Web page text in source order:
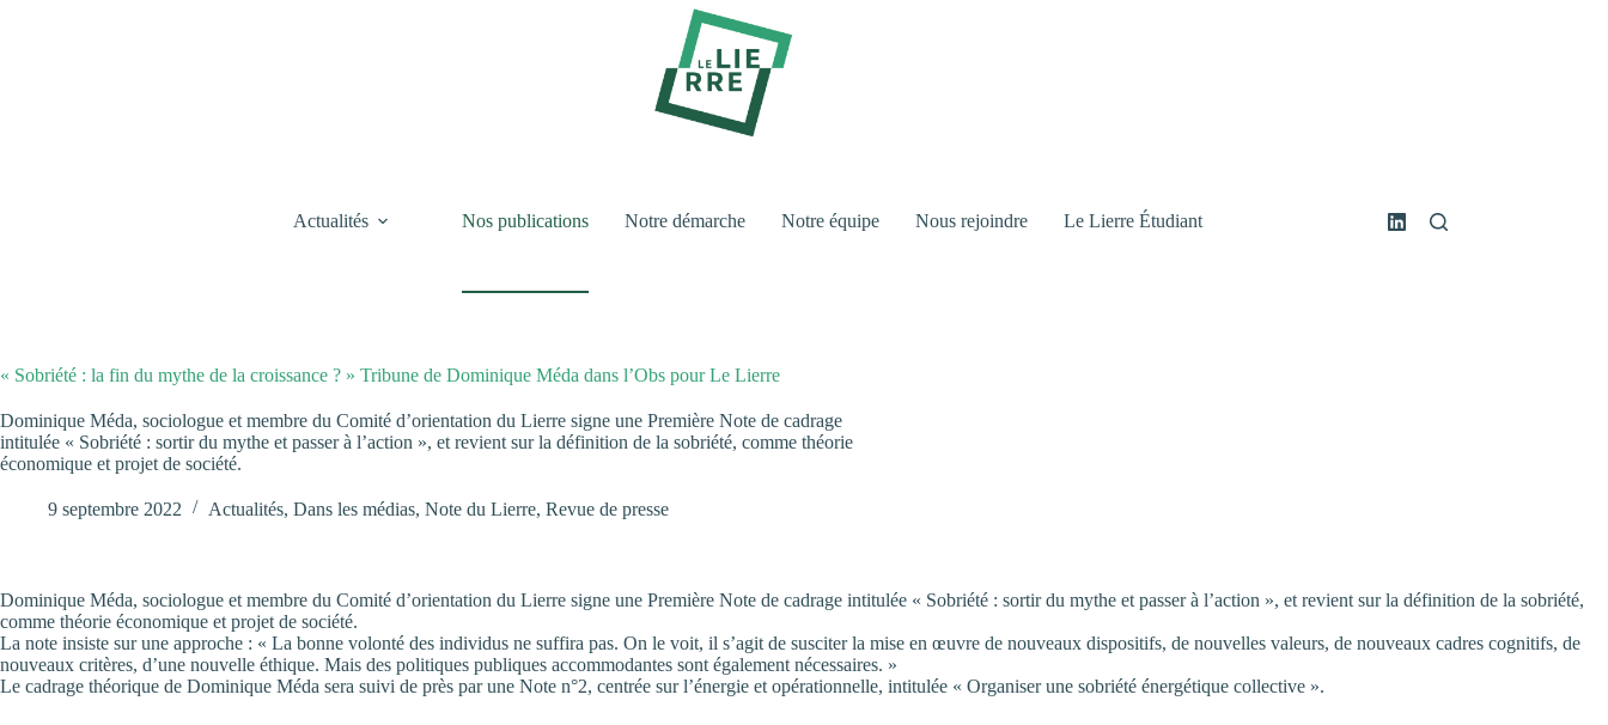
Actualités Nos publications Notre démarche Notre équipe Nous rejoindre Le Lierre Étudiant
« Sobriété : la fin du mythe de la croissance ? » Tribune de Dominique Méda dans l’Obs pour Le Lierre
Dominique Méda, sociologue et membre du Comité d’orientation du Lierre signe une Première Note de cadrage
intitulée « Sobriété : sortir du mythe et passer à l’action », et revient sur la définition de la sobriété, comme théorie
économique et projet de société.
9 septembre 2022 Actualités, Dans les médias, Note du Lierre, Revue de presse
Dominique Méda, sociologue et membre du Comité d’orientation du Lierre signe une Première Note de cadrage intitulée « Sobriété : sortir du mythe et passer à l’action », et revient sur la définition de la sobriété,
comme théorie économique et projet de société.
La note insiste sur une approche : « La bonne volonté des individus ne suffira pas. On le voit, il s’agit de susciter la mise en œuvre de nouveaux dispositifs, de nouvelles valeurs, de nouveaux cadres cognitifs, de
nouveaux critères, d’une nouvelle éthique. Mais des politiques publiques accommodantes sont également nécessaires. »
Le cadrage théorique de Dominique Méda sera suivi de près par une Note n°2, centrée sur l’énergie et opérationnelle, intitulée « Organiser une sobriété énergétique collective ».